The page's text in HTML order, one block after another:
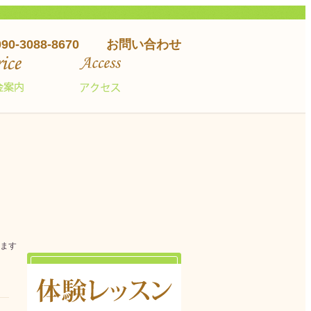
3088-8670 お問い合わせ
す